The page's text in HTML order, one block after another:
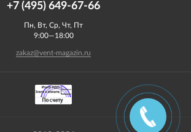
+7 (495) 649-67-66
Пн, Вт, Ср, Чт, Пт
9:00—18:00
zakaz@vent-magazin.ru